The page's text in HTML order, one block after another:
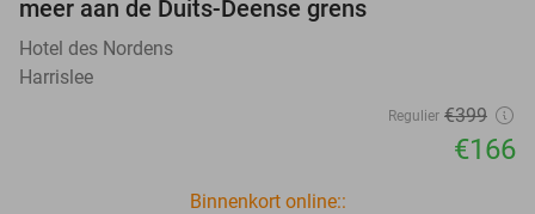
meer aan de Duits-Deense grens
Hotel des Nordens
Harrislee
Regulier €399
€166
Binnenkort online::